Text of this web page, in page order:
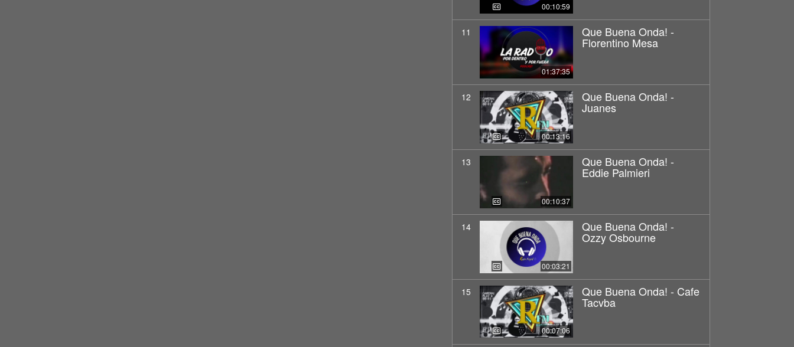
00:10:59
11
01:37:35
Que Buena Onda! -
Florentino Mesa
12
00:13:16
Que Buena Onda! -
Juanes
13
00:10:37
Que Buena Onda! -
Eddie Palmieri
14
00:03:21
Que Buena Onda! -
Ozzy Osbourne
15
00:07:06
Que Buena Onda! - Cafe
Tacvba